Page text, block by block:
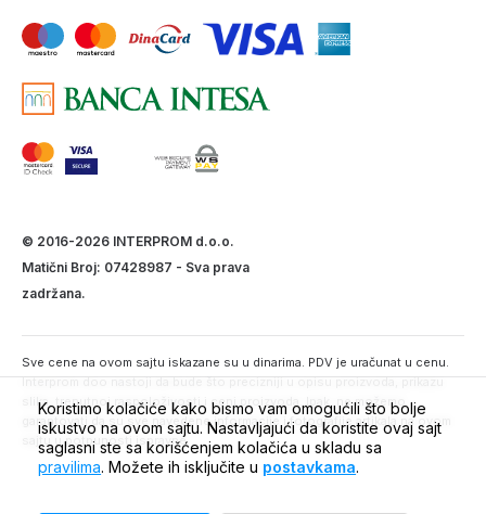
© 2016-2026 INTERPROM d.o.o.
Matični Broj: 07428987 - Sva prava
zadržana.
Sve cene na ovom sajtu iskazane su u dinarima. PDV je uračunat u cenu.
Interprom doo nastoji da bude što precizniji u opisu proizvoda, prikazu
slika, trenutnoj raspoloživosti i ceni proizvoda. Ipak, ne možemo
garantovati da su sve navedene informacije i fotografije artikala na ovom
sajtu u potpunosti ispravne.
Koristimo kolačiće kako bismo vam omogućili što bolje
iskustvo na ovom sajtu. Nastavljajući da koristite ovaj sajt
saglasni ste sa korišćenjem kolačića u skladu sa
pravilima. Možete ih isključite u postavkama.